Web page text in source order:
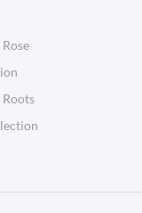
Rose
Roots